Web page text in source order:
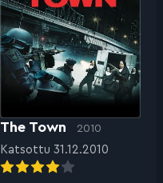
The Town 2010
Katsottu 31.12.2010